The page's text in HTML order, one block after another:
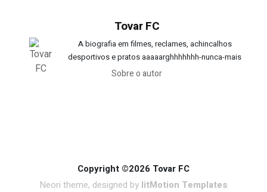
Tovar FC
A biografia em filmes, reclames, achincalhos
desportivos e pratos aaaaarghhhhhhh-nunca-mais
Sobre o autor
Copyright ©2026 Tovar FC
Neori theme, designed by litMotion Templates